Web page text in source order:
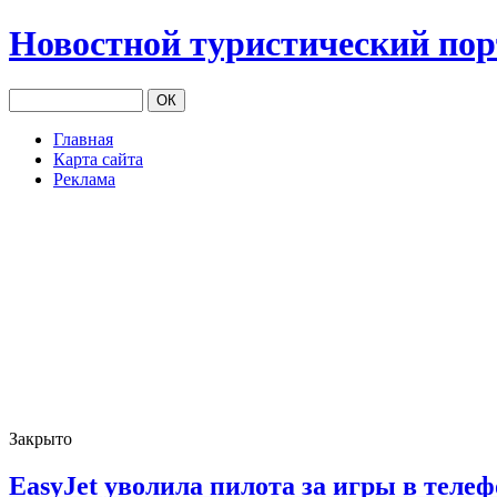
Новостной туристический
Главная
Карта сайта
Реклама
Закрыто
EasyJet уволила пилота за игры в